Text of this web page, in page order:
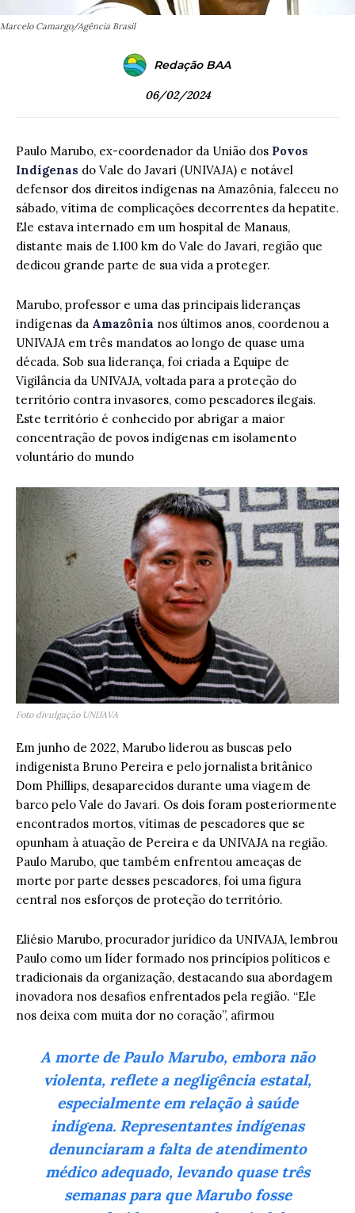
Marcelo Camargo/Agência Brasil
Redação BAA
06/02/2024
Paulo Marubo, ex-coordenador da União dos Povos
Indígenas do Vale do Javari (UNIVAJA) e notável
defensor dos direitos indígenas na Amazônia, faleceu no
sábado, vítima de complicações decorrentes da hepatite.
Ele estava internado em um hospital de Manaus,
distante mais de 1.100 km do Vale do Javari, região que
dedicou grande parte de sua vida a proteger.
Marubo, professor e uma das principais lideranças
indígenas da Amazônia nos últimos anos, coordenou a
UNIVAJA em três mandatos ao longo de quase uma
década. Sob sua liderança, foi criada a Equipe de
Vigilância da UNIVAJA, voltada para a proteção do
território contra invasores, como pescadores ilegais.
Este território é conhecido por abrigar a maior
concentração de povos indígenas em isolamento
voluntário do mundo
Foto divulgação UNIJAVA
Em junho de 2022, Marubo liderou as buscas pelo
indigenista Bruno Pereira e pelo jornalista britânico
Dom Phillips, desaparecidos durante uma viagem de
barco pelo Vale do Javari. Os dois foram posteriormente
encontrados mortos, vítimas de pescadores que se
opunham à atuação de Pereira e da UNIVAJA na região.
Paulo Marubo, que também enfrentou ameaças de
morte por parte desses pescadores, foi uma figura
central nos esforços de proteção do território.
Eliésio Marubo, procurador jurídico da UNIVAJA, lembrou
Paulo como um líder formado nos princípios políticos e
tradicionais da organização, destacando sua abordagem
inovadora nos desafios enfrentados pela região. “Ele
nos deixa com muita dor no coração”, afirmou
A morte de Paulo Marubo, embora não
violenta, reflete a negligência estatal,
especialmente em relação à saúde
indígena. Representantes indígenas
denunciaram a falta de atendimento
médico adequado, levando quase três
semanas para que Marubo fosse